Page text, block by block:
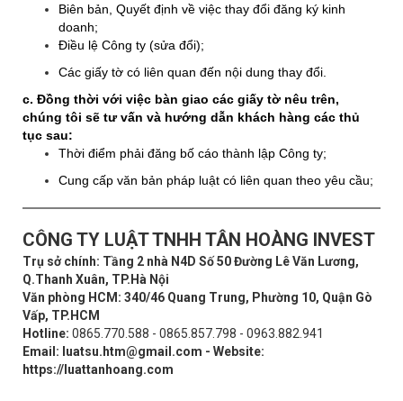
Biên bản, Quyết định về việc thay đổi đăng ký kinh
doanh;
Điều lệ Công ty (sửa đổi);
Các giấy tờ có liên quan đến nội dung thay đổi
c. Đồng thời với việc bàn giao các giấy tờ nêu trên,
chúng tôi sẽ tư vấn và hướng dẫn khách hàng các thủ
tục sau:
Thời điểm phải đăng bố cáo thành lập Công ty;
Cung cấp văn bản pháp luật có liên quan theo yêu cầu;
CÔNG TY LUẬT TNHH TÂN HOÀNG INVEST
Trụ sở chính: Tầng 2 nhà N4D Số 50 Đường Lê Văn Lương,
Q.Thanh Xuân, TP.Hà Nội
Văn phòng HCM: 340/46 Quang Trung, Phường 10, Quận Gò
Vấp, TP.HCM
Hotline: 0865.770.588 - 0865.857.798 - 0963.882.941
Email: luatsu.htm@gmail.com - Website:
https://luattanhoang.com